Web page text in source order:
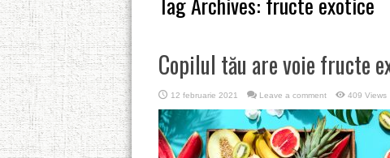
Copilul tău are voie fructe
12 februarie 2021 Leave a comment 409 Views